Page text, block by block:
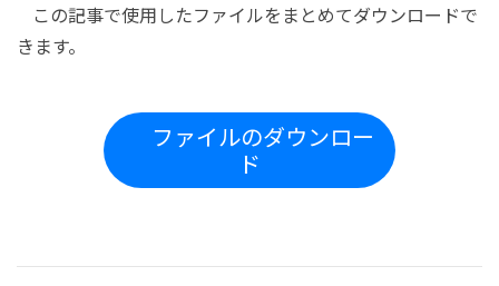
この記事で使用したファイルをまとめてダウンロードで
きます。
ファイルのダウンロー
ド